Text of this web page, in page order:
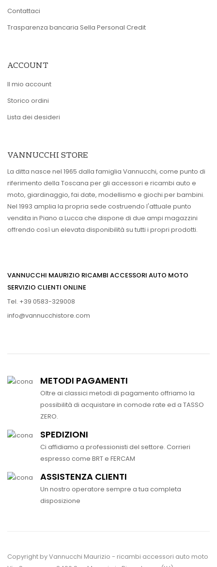
Contattaci
Trasparenza bancaria Sella Personal Credit
ACCOUNT
Il mio account
Storico ordini
Lista dei desideri
VANNUCCHI STORE
La ditta nasce nel 1965 dalla famiglia Vannucchi, come punto di
riferimento della Toscana per gli accessori e ricambi auto e
moto, giardinaggio, fai date, modellismo e giochi per bambini.
Nel 1993 amplia la propria sede costruendo l'attuale punto
vendita in Piano a Lucca che dispone di due ampi magazzini
offrendo così un elevata disponibilità su tutti i propri prodotti.
VANNUCCHI MAURIZIO RICAMBI ACCESSORI AUTO MOTO
SERVIZIO CLIENTI ONLINE
Tel. +39 0583-329008
info@vannucchistore.com
METODI PAGAMENTI
Oltre ai classici metodi di pagamento offriamo la
possibilità di acquistare in comode rate ed a TASSO
ZERO.
SPEDIZIONI
Ci affidiamo a professionisti del settore. Corrieri
espresso come BRT e FERCAM
ASSISTENZA CLIENTI
Un nostro operatore sempre a tua completa
disposizione
Copyright by Vannucchi Maurizio - ricambi accessori auto moto